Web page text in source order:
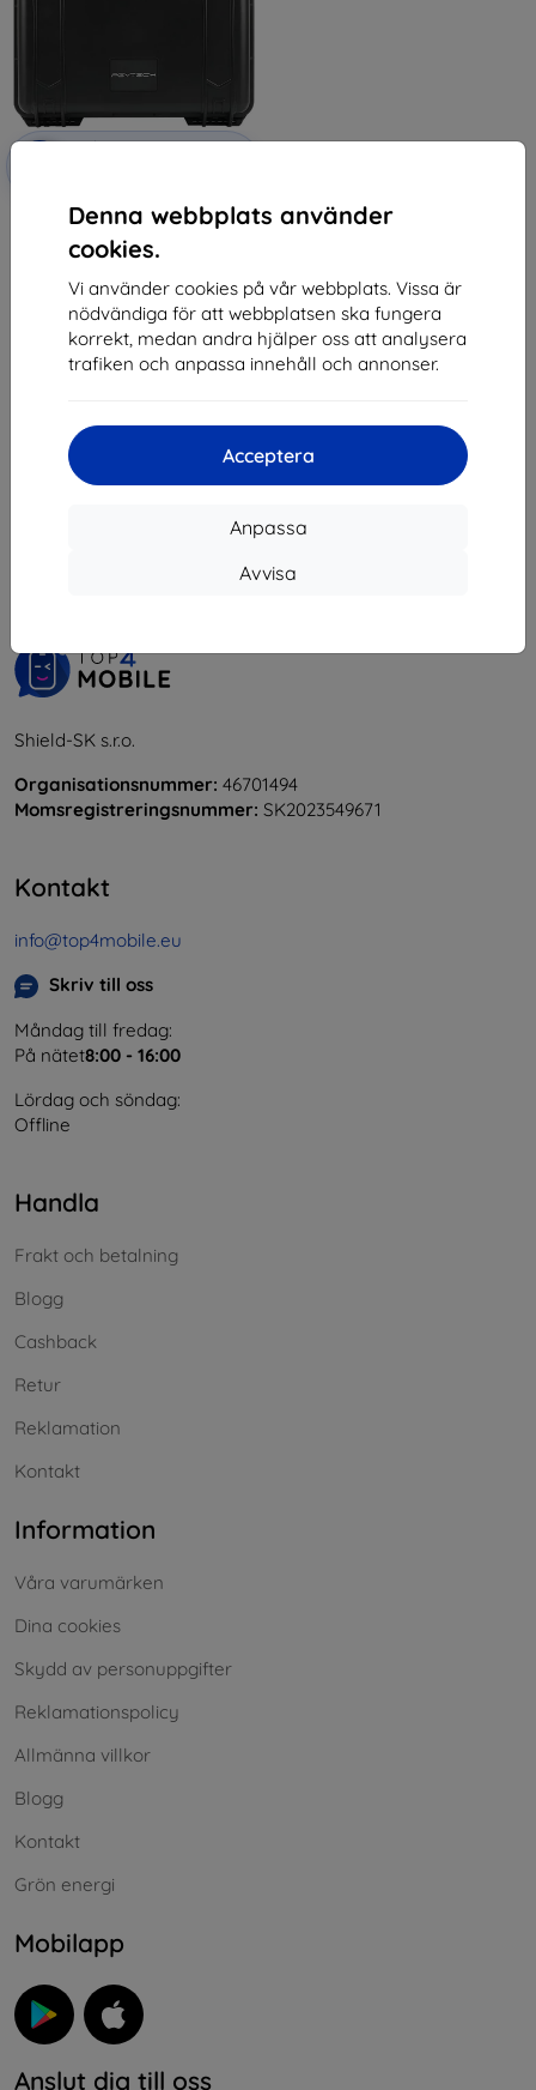
Denna webbplats använder
cookies.
Vi använder cookies på vår webbplats. Vissa är
nödvändiga för att webbplatsen ska fungera
korrekt, medan andra hjälper oss att analysera
trafiken och anpassa innehåll och annonser.
Acceptera
Anpassa
Avvisa
Rabatt
PGYTECH DJI AVATA
Säkerhetsbärväska
1 370 kr
689 kr
Sista varan i lager
av totalt5.
Shield-SK s.r.o.
Organisationsnummer: 46701494
Momsregistreringsnummer: SK2023549671
Kontakt
info@top4mobile.eu
Skriv till oss
Måndag till fredag:
På nätet8:00 - 16:00
Lördag och söndag:
Offline
Handla
Frakt och betalning
Blogg
Cashback
Retur
Reklamation
Kontakt
Information
Våra varumärken
Dina cookies
Skydd av personuppgifter
Reklamationspolicy
Allmänna villkor
Blogg
Kontakt
Grön energi
Mobilapp
Anslut dig till oss